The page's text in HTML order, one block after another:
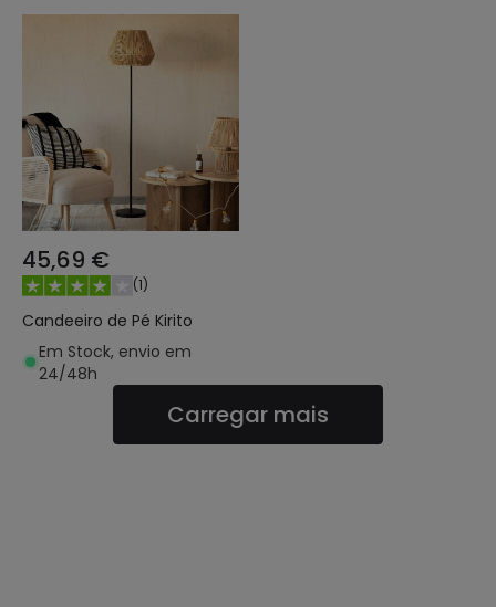
45,69 €
(1)
Candeeiro de Pé Kirito
Em Stock, envio em
24/48h
Carregar mais